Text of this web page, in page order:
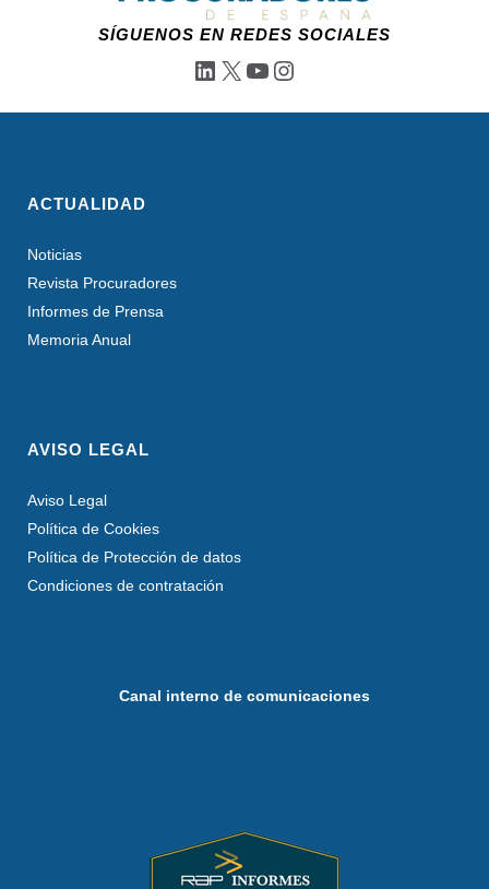
SÍGUENOS EN REDES SOCIALES
LinkedIn
X YouTube
Instagram
ACTUALIDAD
Noticias
Revista Procuradores
Informes de Prensa
Memoria Anual
AVISO LEGAL
Aviso Legal
Política de Cookies
Política de Protección de datos
Condiciones de contratación
Canal interno de comunicaciones